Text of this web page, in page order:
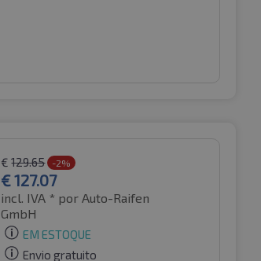
€ 129.65 -2%
€127.07
incl. IVA * por Auto-Raifen
GmbH
EM ESTOQUE
Envio gratuito